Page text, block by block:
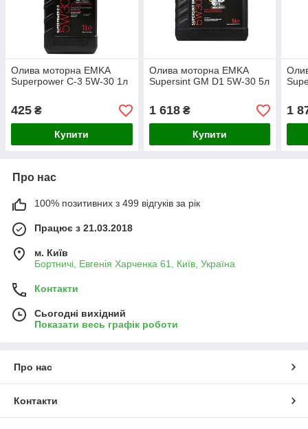
Олива моторна EMKA
Superpower C-3 5W-30 1л
425 ₴
Купити
Олива моторна EMKA
Supersint GM D1 5W-30 5л
1 618₴
Купити
1
Про нас
100% позитивних з 499 відгуків за рік
Працює з 21.03.2018
м. Київ
Бортничі, Евгенія Харченка 61, Київ, Україна
Контакти
Сьогодні вихідний
Показати весь графік роботи
Про нас
Контакти